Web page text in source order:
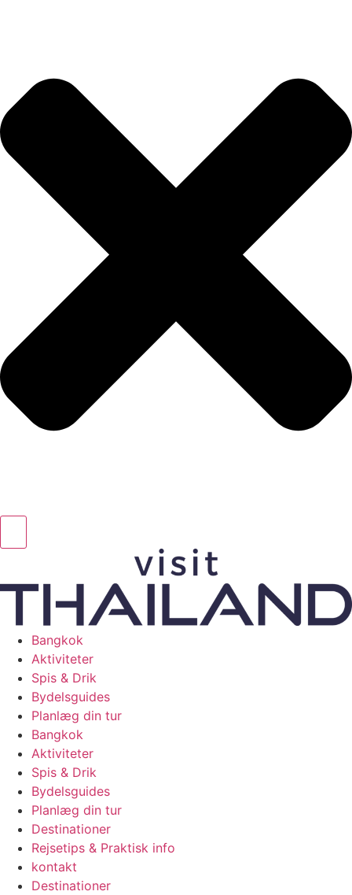
Bangkok
Aktiviteter
Spis & Drik
Bydelsguides
Planlæg din tur
Bangkok
Aktiviteter
Spis & Drik
Bydelsguides
Planlæg din tur
Destinationer
Rejsetips & Praktisk info
kontakt
Destinationer